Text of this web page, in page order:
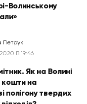
Волинському
Петрук
В 19:46
Як на Волині
на
полігону твердих